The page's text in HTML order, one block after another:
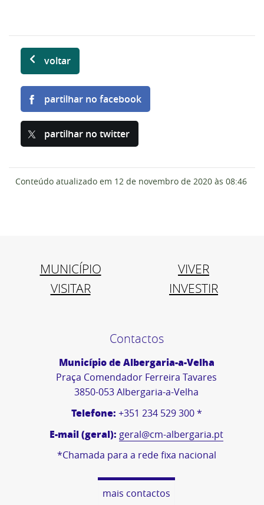
voltar
partilhar no facebook
partilhar no twitter
Conteúdo atualizado em 12 de novembro de 2020 às 08:46
MUNICÍPIO
VIVER
VISITAR
INVESTIR
Contactos
Município de Albergaria-a-Velha
Praça Comendador Ferreira Tavares
3850-053 Albergaria-a-Velha
Telefone: +351 234 529 300 *
E-mail (geral): geral@cm-albergaria.pt
*Chamada para a rede fixa nacional
mais contactos